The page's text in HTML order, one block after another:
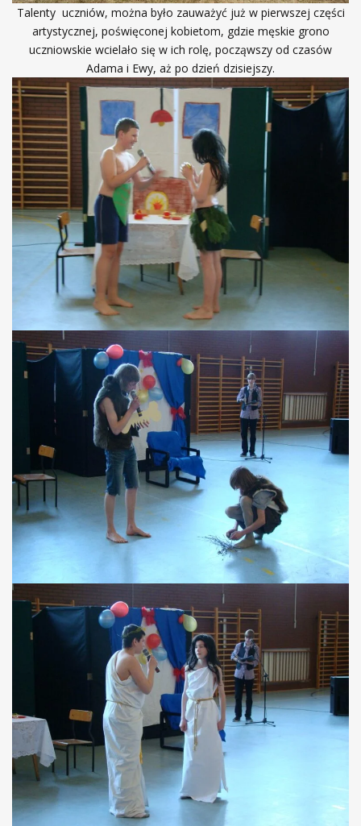
Talenty uczniów, można było zauważyć już w pierwszej części
artystycznej, poświęconej kobietom, gdzie męskie grono
uczniowskie wcielało się w ich rolę, począwszy od czasów
Adama i Ewy, aż po dzień dzisiejszy.